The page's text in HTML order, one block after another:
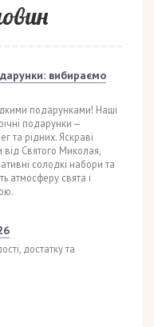
вибираємо
подарунками! Наші
подарунки —
та рідних. Яскраві
від Святого Миколая,
солодкі набори та
атмосферу свята і
достатку та